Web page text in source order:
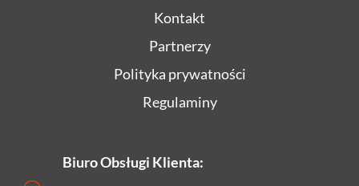
Kontakt
Partnerzy
Polityka prywatności
Regulaminy
Biuro Obsługi Klienta: